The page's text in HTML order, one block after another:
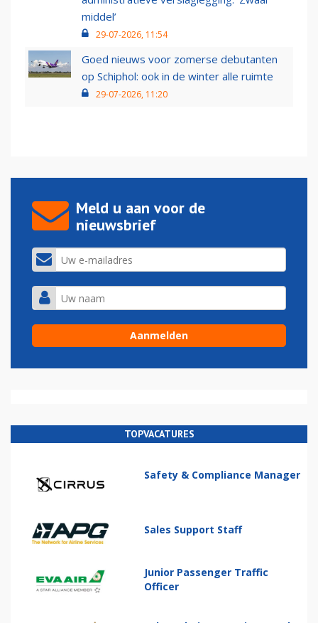
middel’
29-07-2026, 11:54
Goed nieuws voor zomerse debutanten
op Schiphol: ook in de winter alle ruimte
29-07-2026, 11:20
Meld u aan voor de
nieuwsbrief
TOPVACATURES
Safety & Compliance Manager
Sales Support Staff
Junior Passenger Traffic
Officer